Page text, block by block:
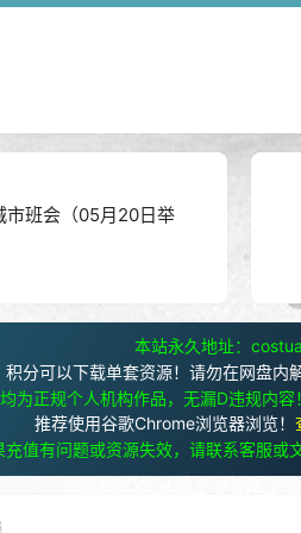
市班会（05月20日举
本站永久地址：
积分可以下载单套资源！请勿在网盘内解
为正规个人机构作品，无漏D违规内容
推荐使用谷歌Chrome浏览器浏览！
充值有问题或资源失效，请联系客服或